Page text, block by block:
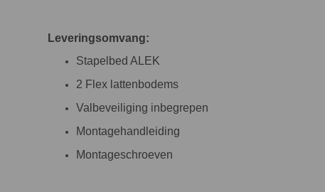
Leveringsomvang:
Stapelbed ALEK
2 Flex lattenbodems
Valbeveiliging inbegrepen
Montagehandleiding
Montageschroeven